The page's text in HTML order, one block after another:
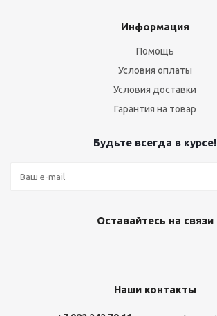
Информация
Помощь
Условия оплаты
Условия доставки
Гарантия на товар
Будьте всегда в курсе!
Оставайтесь на связи
Наши контакты